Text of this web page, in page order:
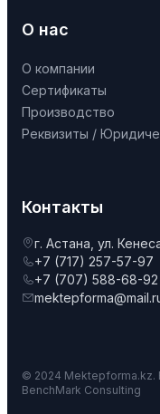
О нас
О компании
Сертификаты
Производство
Реквизиты /
Контакты
г. Астана, ул.
+7 (717) 257-57-97
+7 (707) 588-68-92
© 2024 Mektepforma.kz.
BenchMark Consulting